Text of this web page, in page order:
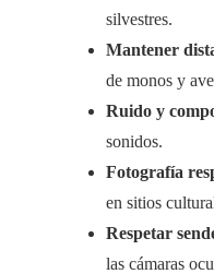
silvestres.
Mantener
de monos y
Ruido y
sonidos.
Fotografía
en sitios
Respetar
las cámaras